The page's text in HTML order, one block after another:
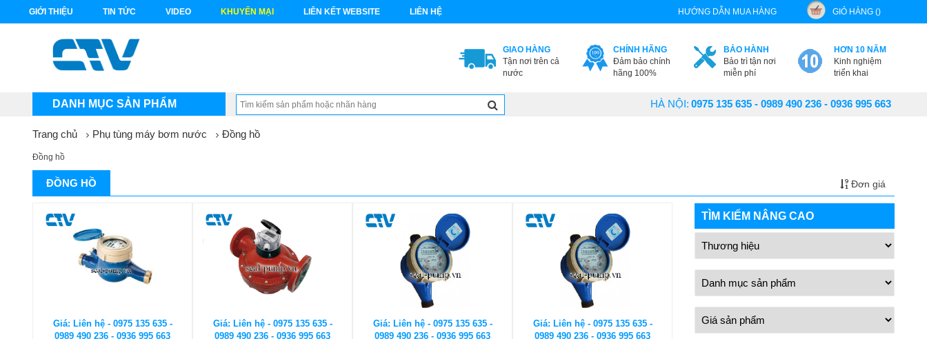
GIỚI THIỆU TIN TỨC VIDEO KHUYẾN MẠI LIÊN KẾT WEBSITE LIÊN HỆ HƯỚNG DẪN MUA HÀNG GIỎ HÀNG ()
GIAO HÀNG
Tận nơi trên cả
nước
CHÍNH HÃNG
Đảm bảo chính
hãng 100%
BẢO HÀNH
Bảo trì tận nơi
miễn phí
HƠN 10 NĂM
Kinh nghiệm
triển khai
DANH MỤC SẢN PHẨM HÀ NỘI: 0975 135 635 - 0989 490 236 - 0936 995 663
Trang chủ Phụ tùng máy bơm nước Đồng hồ
Đồng hồ
ĐỒNG HỒ Đơn giá
Giá: Liên hệ - 0975 135 635 -
0989 490 236 - 0936 995 663
Giá: Liên hệ - 0975 135 635 -
0989 490 236 - 0936 995 663
Giá: Liên hệ - 0975 135 635 -
0989 490 236 - 0936 995 663
Giá: Liên hệ - 0975 135 635 -
0989 490 236 - 0936 995 663
TÌM KIẾM NÂNG CAO